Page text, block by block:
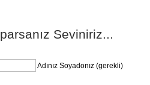
Seviniriz...
Adınız Soyadonız (gerekli)